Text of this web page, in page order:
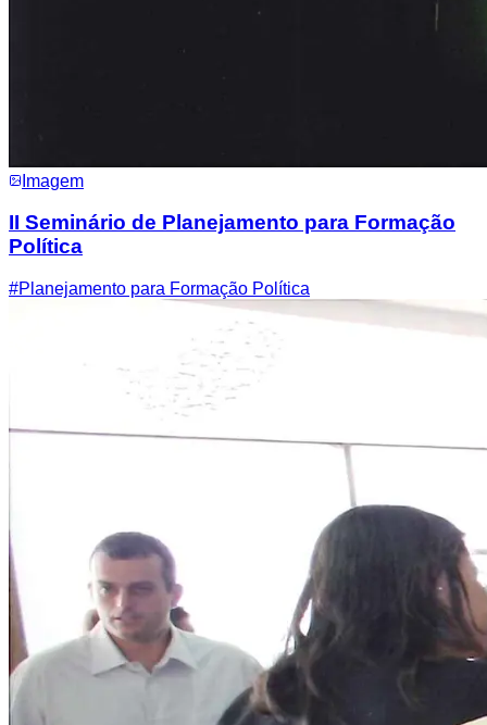
Imagem
II Seminário de Planejamento para Formação
Política
#Planejamento para Formação Política